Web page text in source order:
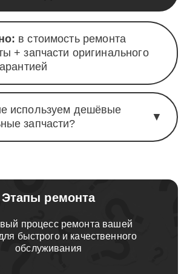
в стоимость ремонта
+ запчасти оригинального
используем дешёвые
запчасти?
▼
Этапы ремонта
процесс ремонта вашей
быстрого и качественного
обслуживания